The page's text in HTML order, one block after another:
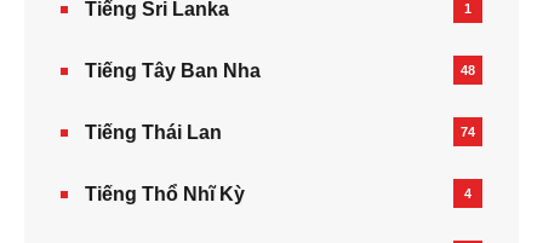
Tiếng Sri Lanka 1
Tiếng Tây Ban Nha 48
Tiếng Thái Lan 74
Tiếng Thổ Nhĩ Kỳ 4